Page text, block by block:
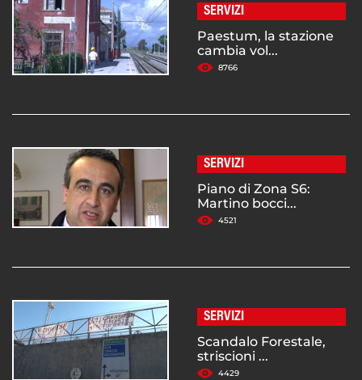
SERVIZI
Paestum, la stazione
cambia vol...
8766
SERVIZI
Piano di Zona S6:
Martino bocci...
4521
SERVIZI
Scandalo Forestale,
striscioni ...
4429